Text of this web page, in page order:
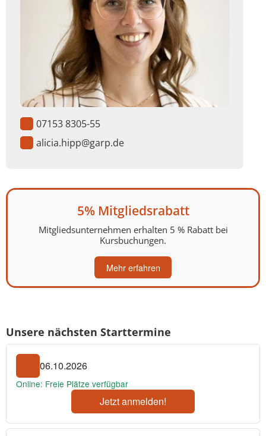
07153 8305-55
alicia.hipp@garp.de
5% Mitgliedsrabatt
Mitgliedsunternehmen erhalten 5 % Rabatt bei
Kursbuchungen.
Mehr erfahren
Unsere nächsten Starttermine
06.10.2026
Online: Freie Plätze verfügbar
Jetzt anmelden!